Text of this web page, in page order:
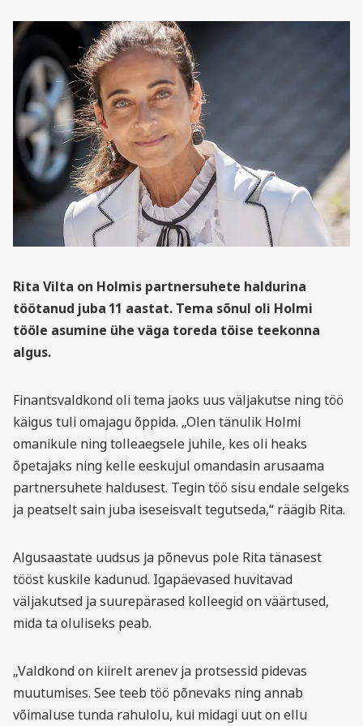
Rita Vilta on Holmis partnersuhete haldurina
töötanud juba 11 aastat. Tema sõnul oli Holmi
tööle asumine ühe väga toreda töise teekonna
algus.
Finantsvaldkond oli tema jaoks uus väljakutse ning töö
käigus tuli omajagu õppida. „Olen tänulik Holmi
omanikule ning tolleaegsele juhile, kes oli heaks
õpetajaks ning kelle eeskujul omandasin arusaama
partnersuhete haldusest. Tegin töö sisu endale selgeks
ja peatselt sain juba iseseisvalt tegutseda,“ räägib Rita.
Algusaastate uudsus ja põnevus pole Rita tänasest
tööst kuskile kadunud. Igapäevased huvitavad
väljakutsed ja suurepärased kolleegid on väärtused,
mida ta oluliseks peab.
„Valdkond on kiirelt arenev ja protsessid pidevas
muutumises. See teeb töö põnevaks ning annab
võimaluse tunda rahulolu, kui midagi uut on ellu